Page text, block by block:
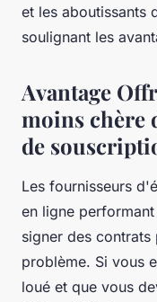
et les aboutissants
soulignant les
Avantage
moins chère
de
Les fournisseurs
en ligne
signer des contrats
problème. Si vous
loué et que vous